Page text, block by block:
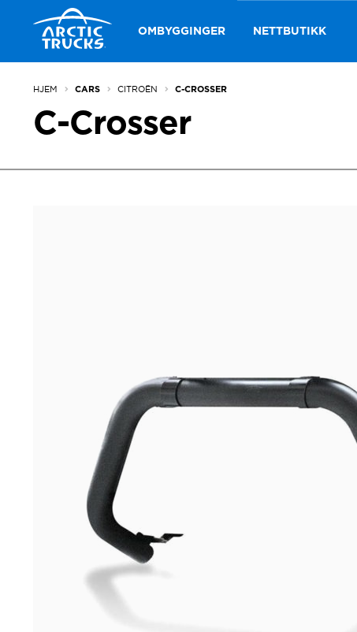
Hopp
til
navigasjon
Hopp
til
innhold
OMBYGGINGER NETTBUTIKK
HJEM CARS CITROËN C-CROSSER
C-Crosser